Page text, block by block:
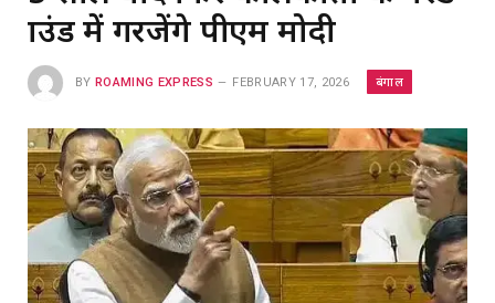
ग्राउंड में गरजेंगे पीएम मोदी
BY ROAMING EXPRESS FEBRUARY 17, 2026 बंगाल